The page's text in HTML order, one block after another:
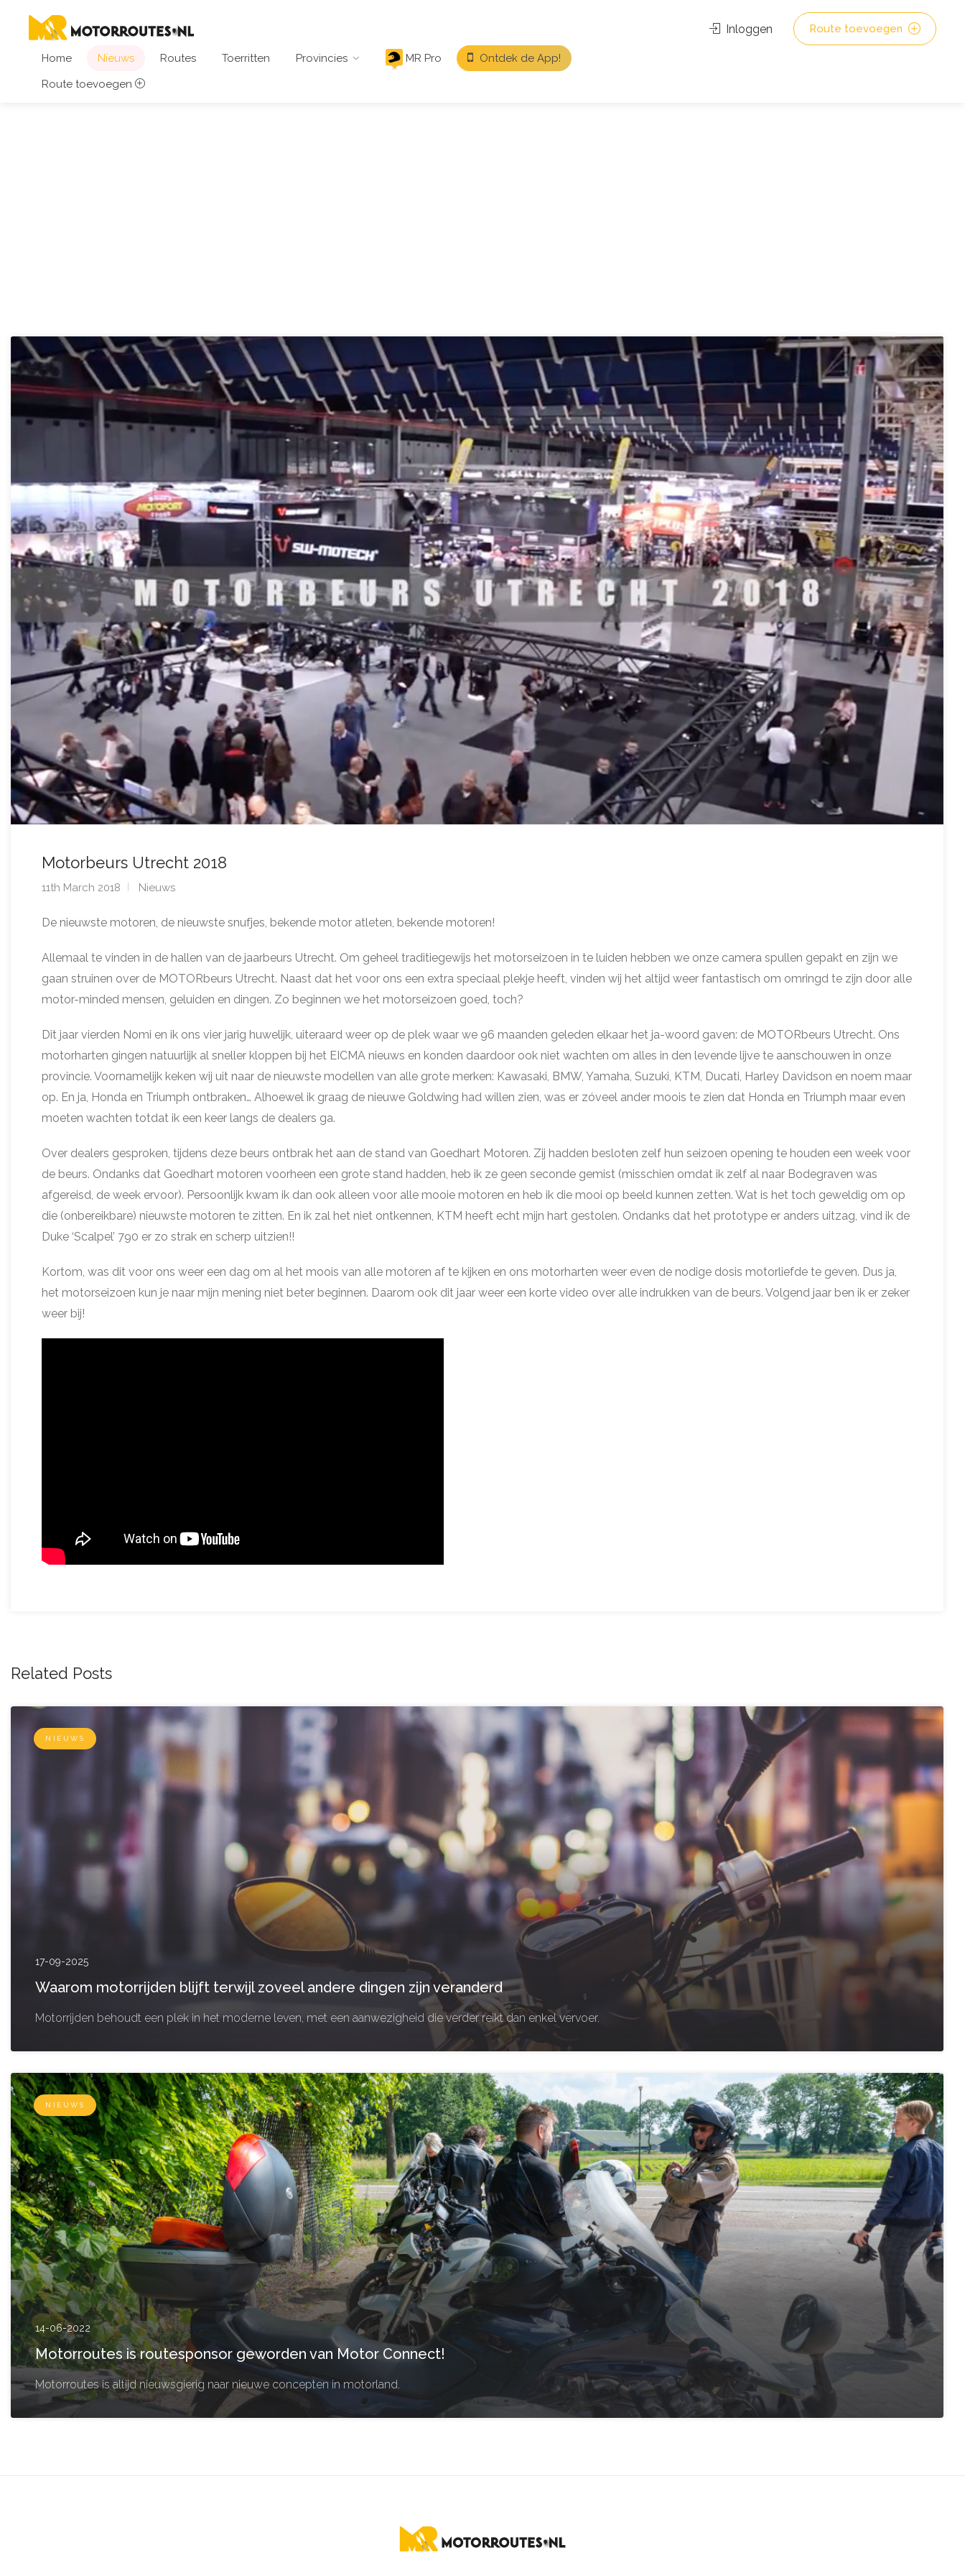
Home Nieuws Routes Toerritten Provincies MR Pro
Ontdek de App!
Route toevoegen
Inloggen Route toevoegen
Motorbeurs Utrecht 2018
11th March 2018 Nieuws
De nieuwste motoren, de nieuwste snufjes, bekende motor atleten, bekende motoren!
Allemaal te vinden in de hallen van de jaarbeurs Utrecht. Om geheel traditiegewijs het motorseizoen in te luiden hebben we onze camera spullen gepakt en zijn we
gaan struinen over de MOTORbeurs Utrecht. Naast dat het voor ons een extra speciaal plekje heeft, vinden wij het altijd weer fantastisch om omringd te zijn door alle
motor-minded mensen, geluiden en dingen. Zo beginnen we het motorseizoen goed, toch?
Dit jaar vierden Nomi en ik ons vier jarig huwelijk, uiteraard weer op de plek waar we 96 maanden geleden elkaar het ja-woord gaven: de MOTORbeurs Utrecht. Ons
motorharten gingen natuurlijk al sneller kloppen bij het EICMA nieuws en konden daardoor ook niet wachten om alles in den levende lijve te aanschouwen in onze
provincie. Voornamelijk keken wij uit naar de nieuwste modellen van alle grote merken: Kawasaki, BMW, Yamaha, Suzuki, KTM, Ducati, Harley Davidson en noem maar
op. En ja, Honda en Triumph ontbraken… Alhoewel ik graag de nieuwe Goldwing had willen zien, was er zóveel ander moois te zien dat Honda en Triumph maar even
moeten wachten totdat ik een keer langs de dealers ga.
Over dealers gesproken, tijdens deze beurs ontbrak het aan de stand van Goedhart Motoren. Zij hadden besloten zelf hun seizoen opening te houden een week voor
de beurs. Ondanks dat Goedhart motoren voorheen een grote stand hadden, heb ik ze geen seconde gemist (misschien omdat ik zelf al naar Bodegraven was
afgereisd, de week ervoor). Persoonlijk kwam ik dan ook alleen voor alle mooie motoren en heb ik die mooi op beeld kunnen zetten. Wat is het toch geweldig om op
die (onbereikbare) nieuwste motoren te zitten. En ik zal het niet ontkennen, KTM heeft echt mijn hart gestolen. Ondanks dat het prototype er anders uitzag, vind ik de
Duke ‘Scalpel’ 790 er zo strak en scherp uitzien!!
Kortom, was dit voor ons weer een dag om al het moois van alle motoren af te kijken en ons motorharten weer even de nodige dosis motorliefde te geven. Dus ja,
het motorseizoen kun je naar mijn mening niet beter beginnen. Daarom ook dit jaar weer een korte video over alle indrukken van de beurs. Volgend jaar ben ik er zeker
weer bij!
Related Posts
NIEUWS
17-09-2025
Waarom motorrijden blijft terwijl zoveel andere dingen zijn veranderd
Motorrijden behoudt een plek in het moderne leven, met een aanwezigheid die verder reikt dan enkel vervoer.
NIEUWS
14-06-2022
Motorroutes is routesponsor geworden van Motor Connect!
Motorroutes is altijd nieuwsgierig naar nieuwe concepten in motorland.